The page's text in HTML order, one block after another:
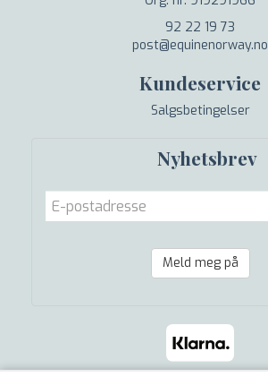
92 22 19 73
post@equinenorway.no
Kundeservice
Salgsbetingelser
Nyhetsbrev
Meld meg på